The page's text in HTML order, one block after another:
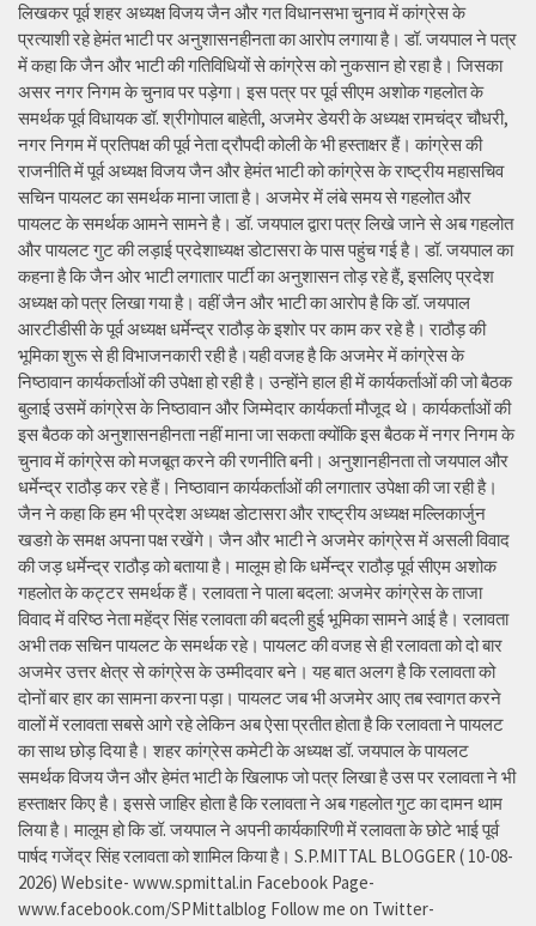
लिखकर पूर्व शहर अध्यक्ष विजय जैन और गत विधानसभा चुनाव में कांग्रेस के
प्रत्याशी रहे हेमंत भाटी पर अनुशासनहीनता का आरोप लगाया है। डॉ. जयपाल ने पत्र
में कहा कि जैन और भाटी की गतिविधियों से कांग्रेस को नुकसान हो रहा है। जिसका
असर नगर निगम के चुनाव पर पड़ेगा। इस पत्र पर पूर्व सीएम अशोक गहलोत के
समर्थक पूर्व विधायक डॉ. श्रीगोपाल बाहेती, अजमेर डेयरी के अध्यक्ष रामचंद्र चौधरी,
नगर निगम में प्रतिपक्ष की पूर्व नेता द्रौपदी कोली के भी हस्ताक्षर हैं। कांग्रेस की
राजनीति में पूर्व अध्यक्ष विजय जैन और हेमंत भाटी को कांग्रेस के राष्ट्रीय महासचिव
सचिन पायलट का समर्थक माना जाता है। अजमेर में लंबे समय से गहलोत और
पायलट के समर्थक आमने सामने है। डॉ. जयपाल द्वारा पत्र लिखे जाने से अब गहलोत
और पायलट गुट की लड़ाई प्रदेशाध्यक्ष डोटासरा के पास पहुंच गई है। डॉ. जयपाल का
कहना है कि जैन ओर भाटी लगातार पार्टी का अनुशासन तोड़ रहे हैं, इसलिए प्रदेश
अध्यक्ष को पत्र लिखा गया है। वहीं जैन और भाटी का आरोप है कि डॉ. जयपाल
आरटीडीसी के पूर्व अध्यक्ष धर्मेन्द्र राठौड़ के इशोर पर काम कर रहे है। राठौड़ की
भूमिका शुरू से ही विभाजनकारी रही है।यही वजह है कि अजमेर में कांग्रेस के
निष्ठावान कार्यकर्ताओं की उपेक्षा हो रही है। उन्होंने हाल ही में कार्यकर्ताओं की जो बैठक
बुलाई उसमें कांग्रेस के निष्ठावान और जिम्मेदार कार्यकर्ता मौजूद थे। कार्यकर्ताओं की
इस बैठक को अनुशासनहीनता नहीं माना जा सकता क्योंकि इस बैठक में नगर निगम के
चुनाव में कांग्रेस को मजबूत करने की रणनीति बनी। अनुशानहीनता तो जयपाल और
धर्मेन्द्र राठौड़ कर रहे हैं। निष्ठावान कार्यकर्ताओं की लगातार उपेक्षा की जा रही है।
जैन ने कहा कि हम भी प्रदेश अध्यक्ष डोटासरा और राष्ट्रीय अध्यक्ष मल्लिकार्जुन
खडग़े के समक्ष अपना पक्ष रखेंगे। जैन और भाटी ने अजमेर कांग्रेस में असली विवाद
की जड़ धर्मेन्द्र राठौड़ को बताया है। मालूम हो कि धर्मेन्द्र राठौड़ पूर्व सीएम अशोक
गहलोत के कट्टर समर्थक हैं। रलावता ने पाला बदला: अजमेर कांग्रेस के ताजा
विवाद में वरिष्ठ नेता महेंद्र सिंह रलावता की बदली हुई भूमिका सामने आई है। रलावता
अभी तक सचिन पायलट के समर्थक रहे। पायलट की वजह से ही रलावता को दो बार
अजमेर उत्तर क्षेत्र से कांग्रेस के उम्मीदवार बने। यह बात अलग है कि रलावता को
दोनों बार हार का सामना करना पड़ा। पायलट जब भी अजमेर आए तब स्वागत करने
वालों में रलावता सबसे आगे रहे लेकिन अब ऐसा प्रतीत होता है कि रलावता ने पायलट
का साथ छोड़ दिया है। शहर कांग्रेस कमेटी के अध्यक्ष डॉ. जयपाल के पायलट
समर्थक विजय जैन और हेमंत भाटी के खिलाफ जो पत्र लिखा है उस पर रलावता ने भी
हस्ताक्षर किए है। इससे जाहिर होता है कि रलावता ने अब गहलोत गुट का दामन थाम
लिया है। मालूम हो कि डॉ. जयपाल ने अपनी कार्यकारिणी में रलावता के छोटे भाई पूर्व
पार्षद गजेंद्र सिंह रलावता को शामिल किया है। S.P.MITTAL BLOGGER ( 10-08-
2026) Website- www.spmittal.in Facebook Page-
www.facebook.com/SPMittalblog Follow me on Twitter-